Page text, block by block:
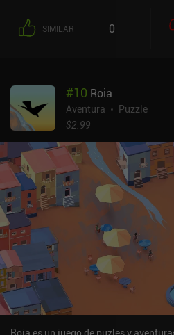
una serie de pruebas que nos
puertas y alcanzar lugares altos y
La mayoría de los puzles iniciales
aspecto para simplemente subir más
mucho más interesantes más adelante en el
nuestra sesión de terapia salió
despertar. El juego es una pasada en PC. La versión para móviles,
sin embargo, adolece de un par de
hacen que la experiencia sea mucho
concreto, el juego se retrasa, tiene
recursos y requiere que estemos
Además, los controles táctiles son
con mandos. A pesar de estos inconvenientes, he disfrutado
jugando a Superliminal en el móvil.
aventuras inusuales en primera
potente, puede que tú también lo disfrutes. Probar
gratis, después de lo cual un único
resto del juego.
SIMILAR 0
#10 Roia
Aventura
Puzzle
$2.99
Roia es un juego de puzles y